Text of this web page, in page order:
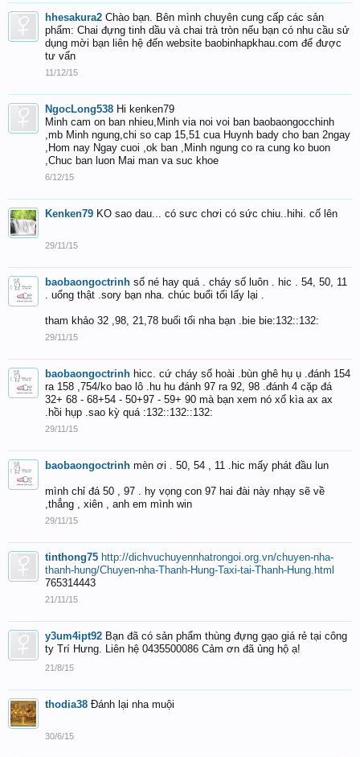
hhesakura2 Chào bạn. Bên mình chuyên cung cấp các sản
phẩm: Chai đựng tinh dầu và chai trà tròn nếu bạn có nhu cầu sử
dụng mời bạn liên hệ đến website baobinhapkhau.com để được
tư vấn
11/12/15
NgocLong538 Hi kenken79
Minh cam on ban nhieu,Minh via noi voi ban baobaongocchinh
,mb Minh ngung,chi so cap 15,51 cua Huynh bady cho ban 2ngay
,Hom nay Ngay cuoi ,ok ban ,Minh ngung co ra cung ko buon
,Chuc ban luon Mai man va suc khoe
6/12/15
Kenken79 KO sao dau... có sưc chơi có sức chiu..hihi. cố lên
29/11/15
baobaongoctrinh số né hay quá . cháy số luôn . hic . 54, 50, 11
. uổng thật .sory bạn nha. chúc buổi tối lấy lại .
tham khảo 32 ,98, 21,78 buổi tối nha bạn .bie bie:132::132:
29/11/15
baobaongoctrinh hicc. cứ cháy số hoài .bùn ghê hụ ụ .đánh 154
ra 158 ,754/ko bao lô .hu hu đánh 97 ra 92, 98 .đánh 4 cặp đá
32+ 68 - 68+54 - 50+97 - 59+ 90 mà bạn xem nó xổ kìa ax ax
.hồi hụp .sao kỳ quá :132::132::132:
29/11/15
baobaongoctrinh mèn ơi . 50, 54 , 11 .hic mấy phát đầu lun
mình chỉ đá 50 , 97 . hy vọng con 97 hai đài này nhạy sẽ về
,thẳng , xiên , anh em mình win
29/11/15
tinthong75 http://dichvuchuyennhatrongoi.org.vn/chuyen-nha-
thanh-hung/Chuyen-nha-Thanh-Hung-Taxi-tai-Thanh-Hung.html
765314443
21/11/15
y3um4ipt92 Bạn đã có sản phẩm thùng đựng gạo giá rẻ tại công
ty Trí Hưng. Liên hệ 0435500086 Cảm ơn đã ủng hộ ạ!
21/8/15
thodia38 Đánh lại nha muội
30/6/15